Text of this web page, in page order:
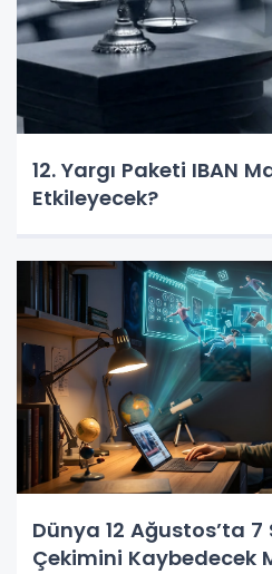
12. Yargı Paketi IBAN
Etkileyecek?
Dünya 12 Ağustos’ta
Çekimini Kaybedecek